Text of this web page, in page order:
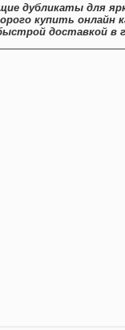
дубликаты для
купить онлайн
доставкой в